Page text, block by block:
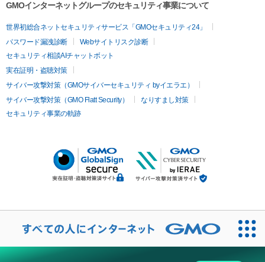
GMOインターネットグループのセキュリティ事業について
世界初総合ネットセキュリティサービス「GMOセキュリティ24」
パスワード漏洩診断
Webサイトリスク診断
セキュリティ相談AIチャットボット
実在証明・盗聴対策
サイバー攻撃対策（GMOサイバーセキュリティ byイエラエ）
サイバー攻撃対策（GMO Flatt Security）
なりすまし対策
セキュリティ事業の軌跡